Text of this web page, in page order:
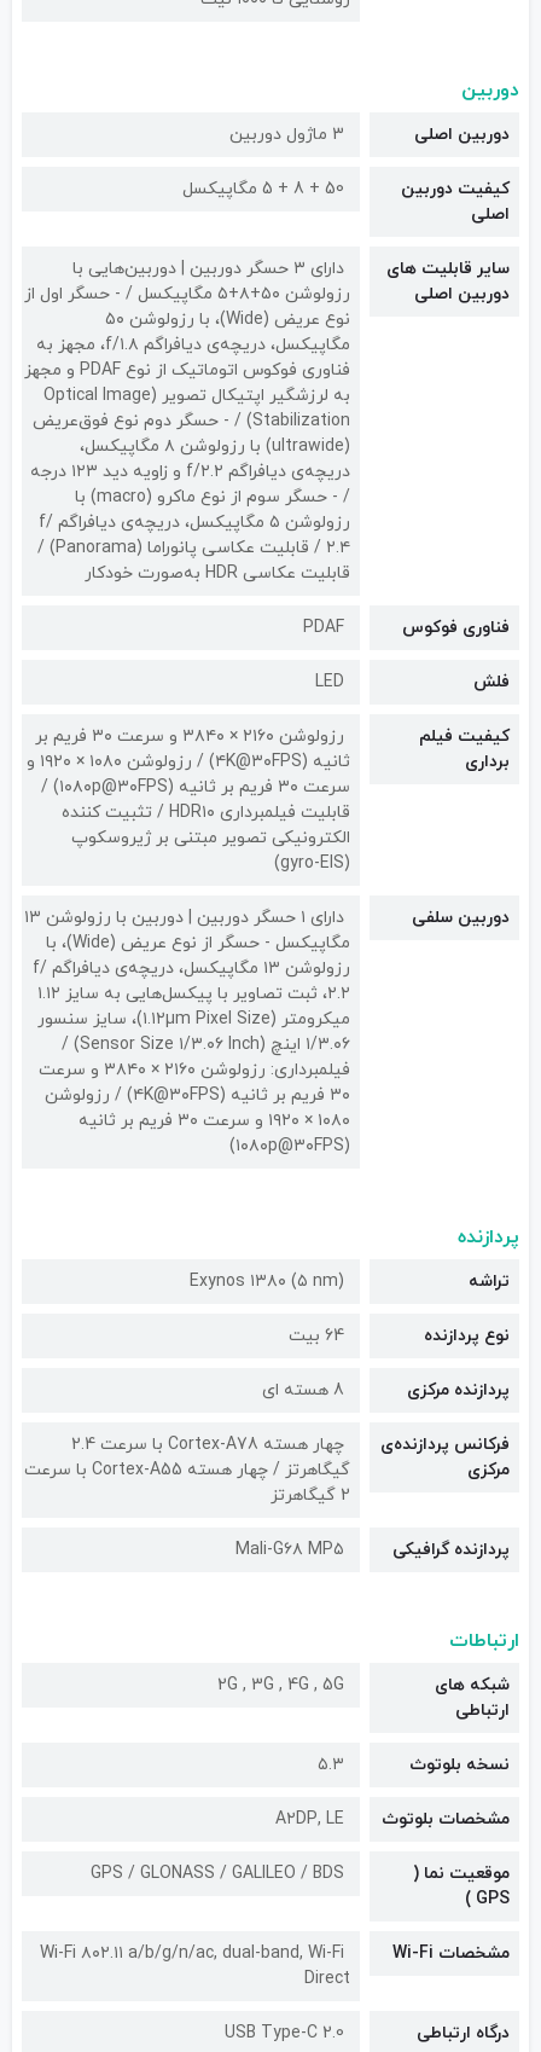
دوربین
دوربین اصلی 3 ماژول دوربین
کیفیت دوربین‌
اصلی
50 + 8 + 5 مگاپیکسل
سایر قابلیت های
دوربین اصلی
دارای ۳ حسگر دوربین | دوربین‌هایی با
رزولوشن ۵۰+۸+۵ مگاپیکسل / - حسگر اول از
نوع عریض (Wide)، با رزولوشن ۵۰
مگاپیکسل، دریچه‌ی دیافراگم f/۱.۸، مجهز به
فناوری فوکوس اتوماتیک از نوع PDAF و مجهز
به لرزشگیر اپتیکال تصویر (Optical Image
Stabilization) / - حسگر دوم نوع فوق‌عریض
(ultrawide) با رزولوشن ۸ مگاپیکسل،
دریچه‌ی دیافراگم f/۲.۲ و زاویه دید ۱۲۳ درجه
/ - حسگر سوم از نوع ماکرو (macro) با
رزولوشن ۵ مگاپیکسل، دریچه‌ی دیافراگم f/
۲.۴ / قابلیت عکاسی پانوراما (Panorama) /
قابلیت عکاسی HDR به‌صورت خودکار
فناوری فوکوس PDAF
فلش LED
کیفیت فیلم
برداری
رزولوشن ۲۱۶۰ × ۳۸۴۰ و سرعت ۳۰ فریم بر
ثانیه (۴K@۳۰FPS) / رزولوشن ۱۰۸۰ × ۱۹۲۰ و
سرعت ۳۰ فریم بر ثانیه (۱۰۸۰p@۳۰FPS) /
قابلیت فیلمبرداری HDR۱۰ / تثبیت کننده
الکترونیکی تصویر مبتنی بر ژیروسکوپ
(gyro-EIS)
دوربین سلفی
دارای ۱ حسگر دوربین | دوربین‌ با رزولوشن ۱۳
مگاپیکسل - حسگر از نوع عریض (Wide)، با
رزولوشن ۱۳ مگاپیکسل، دریچه‌ی دیافراگم f/
۲.۲، ثبت تصاویر با پیکسل‎‌هایی به سایز ۱.۱۲
میکرومتر (۱.۱۲µm Pixel Size)، سایز سنسور
۱/۳.۰۶ اینچ (Sensor Size ۱/۳.۰۶ Inch) /
فیلمبرداری: رزولوشن ۲۱۶۰ × ۳۸۴۰ و سرعت
۳۰ فریم بر ثانیه (۴K@۳۰FPS) / رزولوشن
۱۰۸۰ × ۱۹۲۰ و سرعت ۳۰ فریم بر ثانیه
(۱۰۸۰p@۳۰FPS)
پردازنده
تراشه Exynos ۱۳۸۰ (۵ nm)
نوع پردازنده 64 بیت
پردازنده مرکزی 8 هسته ای
فرکانس پردازنده‌ی
مرکزی
چهار هسته Cortex-A78 با سرعت 2.4
گیگاهرتز / چهار هسته Cortex-A55 با سرعت
2 گیگاهرتز
پردازنده گرافیکی Mali-G۶۸ MP۵
ارتباطات
شبکه های
ارتباطی
2G , 3G , 4G , 5G
نسخه بلوتوث ۵.۳
مشخصات بلوتوث A۲DP, LE
موقعیت نما (
GPS )
GPS / GLONASS / GALILEO / BDS
مشخصات Wi-Fi
Wi-Fi ۸۰۲.۱۱ a/b/g/n/ac, dual-band, Wi-Fi
Direct
درگاه ارتباطی USB Type-C 2.0